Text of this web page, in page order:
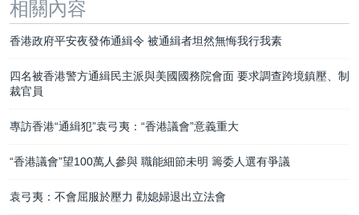
相關內容
香港政府平安夜發佈通緝令 被通緝者坦然無悔我行我素
四名被香港警方通緝民主派與美國國務院會面 要求調查跨境鎮壓、制
裁官員
專訪香港“通緝犯”袁弓夷：“香港議會”意義重大
“香港議會”望100萬人參與 職能細節未明 籌委人選有爭議
袁弓夷：不會屈服於壓力 勸媳婦退出立法會